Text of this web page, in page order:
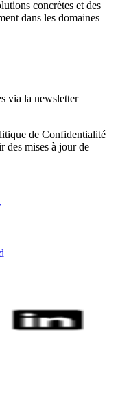
concrètes et des
dans les domaines
via la newsletter
de Confidentialité
des mises à jour de